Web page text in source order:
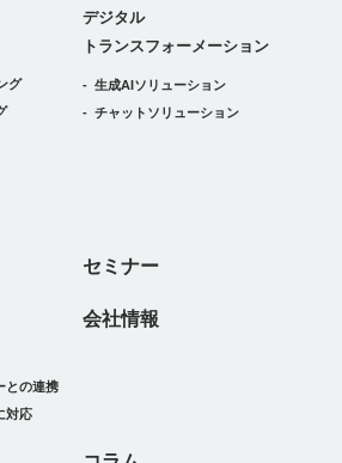
グ
デジタルトランスフォーメーション
デジタル
トランスフォーメーション
生成AIソリューション
チャットソリューション
セミナー
との連携
対応
会社情報